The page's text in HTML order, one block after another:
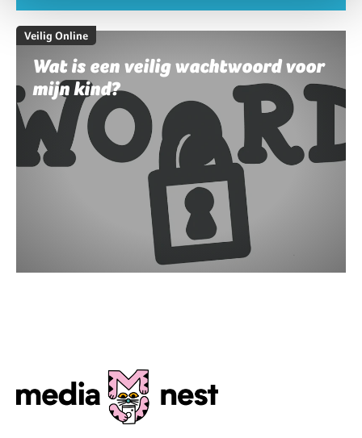
Veilig Online
Wat is een veilig wachtwoord voor
mijn kind?